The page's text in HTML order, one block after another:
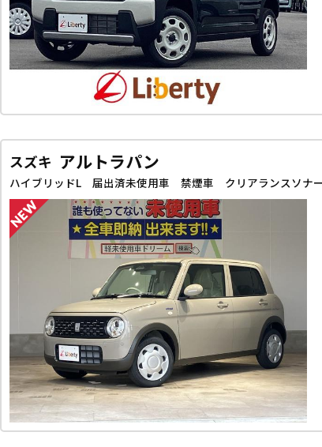
スズキ アルトラパン